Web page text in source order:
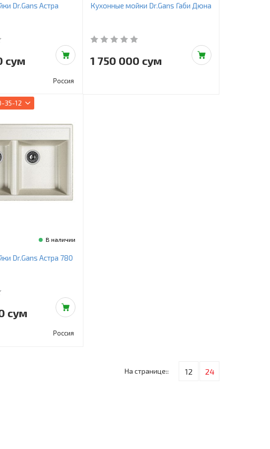
Dr.Gans Астра
сум
Россия
Кухонные мойки Dr.Gans Габи Дюна
1 750 000 сум
35-12
В наличии
Dr.Gans Астра 780
сум
Россия
На странице:: 12 24